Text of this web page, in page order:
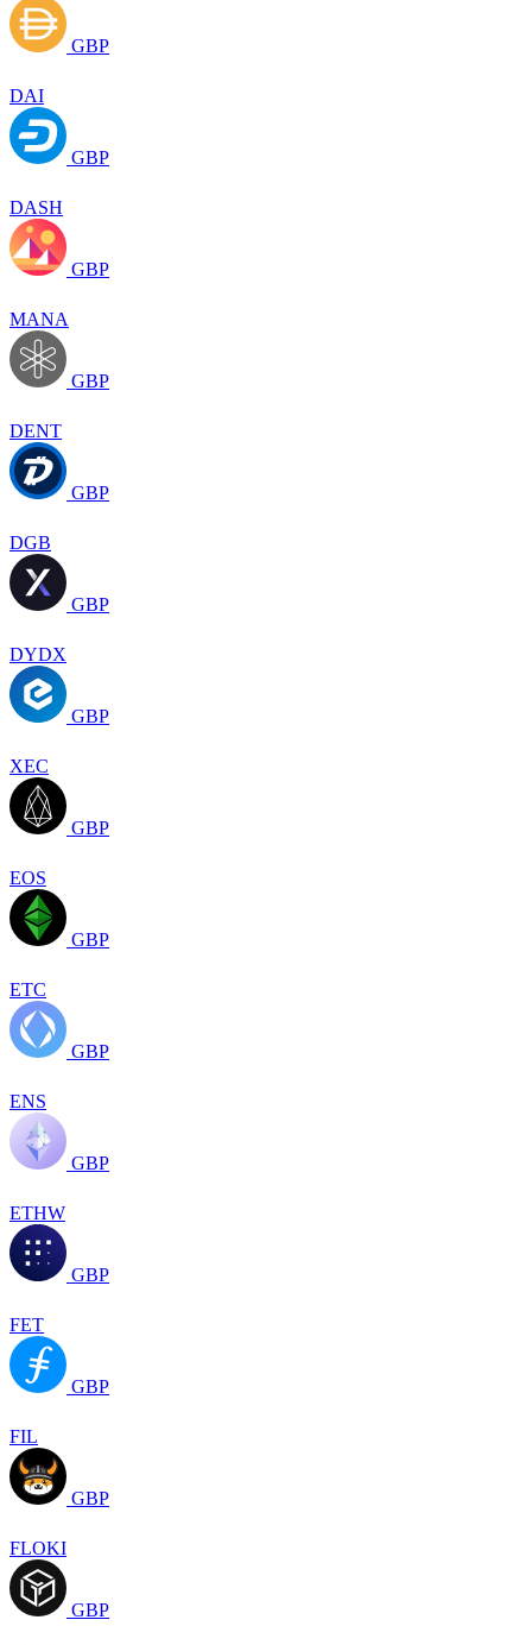
GBP
DAI
GBP
DASH
GBP
MANA
GBP
DENT
GBP
DGB
GBP
DYDX
GBP
XEC
GBP
EOS
GBP
ETC
GBP
ENS
GBP
ETHW
GBP
FET
GBP
FIL
GBP
FLOKI
GBP